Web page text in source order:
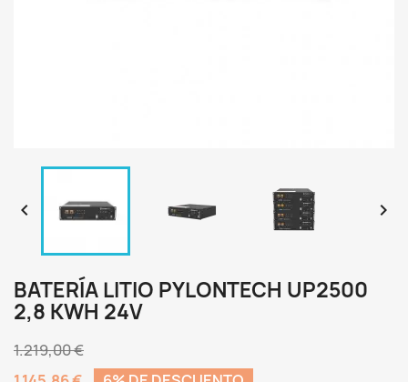
 
BATERÍA LITIO PYLONTECH UP2500
2,8 KWH 24V
1.219,00 €